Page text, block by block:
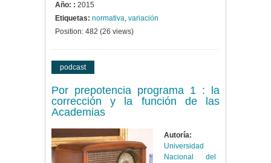
Año: : 2015
Etiquetas: normativa, variación
Position: 482 (26 views)
podcast
Por prepotencia programa 1 : la
corrección y la función de las
Academias
Autoría:
Universidad
Nacional del